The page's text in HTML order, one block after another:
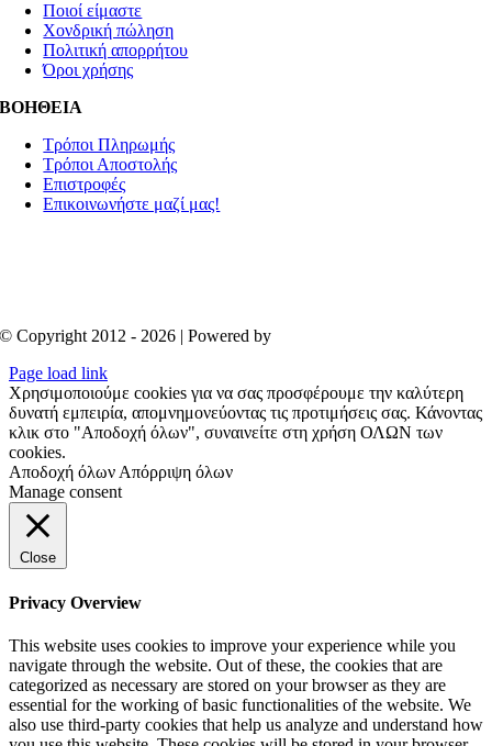
Ποιοί είμαστε
Χονδρική πώληση
Πολιτική απορρήτου
Όροι χρήσης
ΒΟΗΘΕΙΑ
Τρόποι Πληρωμής
Τρόποι Αποστολής
Επιστροφές
Επικοινωνήστε μαζί μας!
© Copyright 2012 - 2026 | Powered by
Page load link
Χρησιμοποιούμε cookies για να σας προσφέρουμε την καλύτερη
δυνατή εμπειρία, απομνημονεύοντας τις προτιμήσεις σας. Κάνοντας
κλικ στο "Αποδοχή όλων", συναινείτε στη χρήση ΟΛΩΝ των
cookies.
Αποδοχή όλων Απόρριψη όλων
Manage consent
Close
Privacy Overview
This website uses cookies to improve your experience while you
navigate through the website. Out of these, the cookies that are
categorized as necessary are stored on your browser as they are
essential for the working of basic functionalities of the website. We
also use third-party cookies that help us analyze and understand how